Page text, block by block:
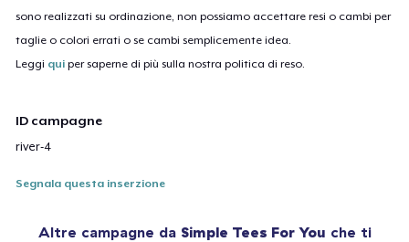
sono realizzati su ordinazione, non possiamo accettare resi o cambi per
taglie o colori errati o se cambi semplicemente idea.
Leggi qui per saperne di più sulla nostra politica di reso.
ID campagne
river-4
Segnala questa inserzione
Altre campagne da Simple Tees For You che ti